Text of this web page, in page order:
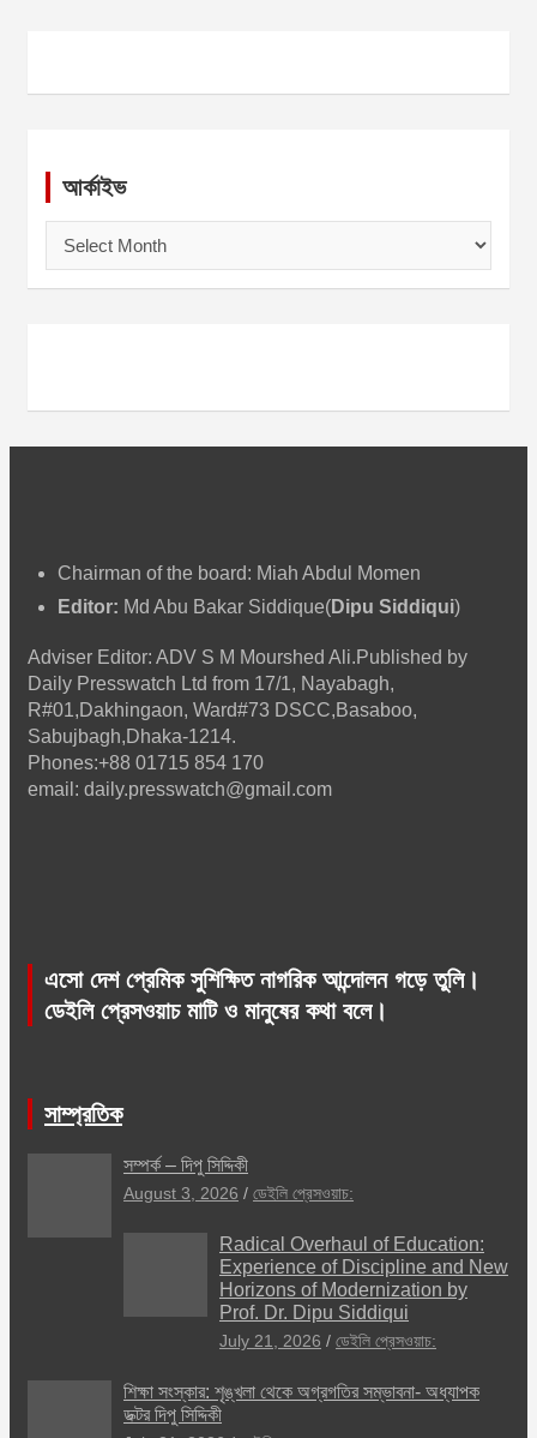
আর্কাইভ
ই
Chairman of the board: Miah Abdul Momen
Editor: Md Abu Bakar Siddique(Dipu Siddiqui)
Adviser Editor: ADV S M Mourshed Ali.Published by
Daily Presswatch Ltd from 17/1, Nayabagh,
R#01,Dakhingaon, Ward#73 DSCC,Basaboo,
Sabujbagh,Dhaka-1214.
Phones:+88 01715 854 170
email: daily.presswatch@gmail.com
এসো দেশ প্রেমিক সুশিক্ষিত নাগরিক আন্দোলন গড়ে তুলি।
ডেইলি প্রেসওয়াচ মাটি ও মানুষের কথা বলে।
সাম্প্রতিক
সম্পর্ক – দিপু সিদ্দিকী
August 3, 2026 ডেইলি প্রেসওয়াচ:
Radical Overhaul of Education:
Experience of Discipline and New
Horizons of Modernization by
Prof. Dr. Dipu Siddiqui
July 21, 2026 ডেইলি প্রেসওয়াচ:
শিক্ষা সংস্কার: শৃঙ্খলা থেকে অগ্রগতির সম্ভাবনা- অধ্যাপক
ডক্টর দিপু সিদ্দিকী